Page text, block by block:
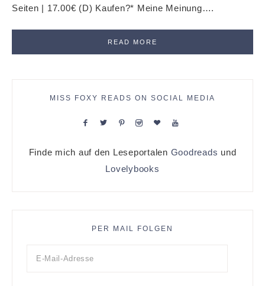
Seiten | 17.00€ (D) Kaufen?* Meine Meinung….
READ MORE
MISS FOXY READS ON SOCIAL MEDIA
Finde mich auf den Leseportalen Goodreads und
Lovelybooks
PER MAIL FOLGEN